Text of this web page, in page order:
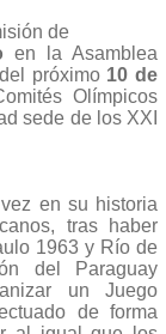
de
en la Asamblea
próximo 10 de
Olímpicos
sede de los XXI
en su historia
tras haber
1963 y Río de
del Paraguay
un Juego
de forma